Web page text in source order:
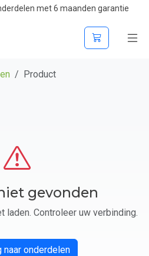
met 6 maanden garantie
Product
gevonden
laden. Controleer uw verbinding.
naar onderdelen